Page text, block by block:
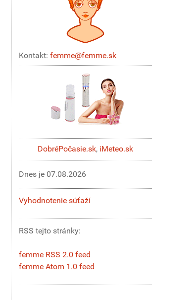
Kontakt: femme@femme.sk
DobréPočasie.sk, iMeteo.sk
Dnes je 07.08.2026
Vyhodnotenie súťaží
RSS tejto stránky:
femme RSS 2.0 feed
femme Atom 1.0 feed